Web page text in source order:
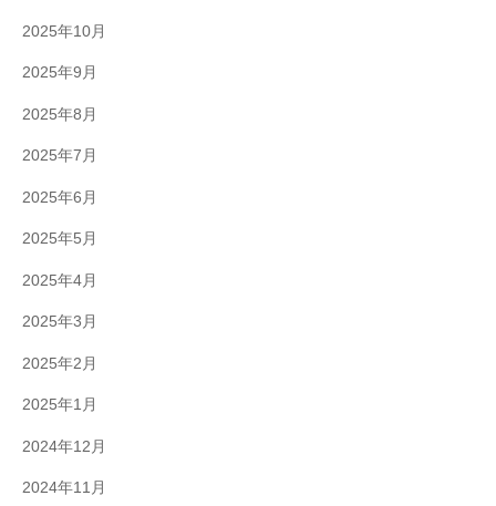
2025年10月
2025年9月
2025年8月
2025年7月
2025年6月
2025年5月
2025年4月
2025年3月
2025年2月
2025年1月
2024年12月
2024年11月